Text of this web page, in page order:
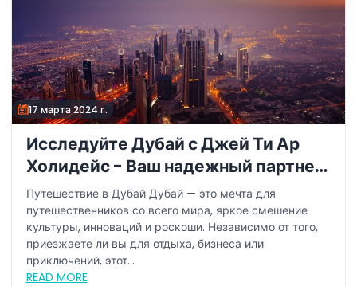
17 марта 2024 г.
Исследуйте Дубай с Джей Ти Ар
Холидейс - Ваш надежный партнер
в путешествиях
Путешествие в Дубай Дубай — это мечта для
путешественников со всего мира, яркое смешение
культуры, инноваций и роскоши. Независимо от того,
приезжаете ли вы для отдыха, бизнеса или
приключений, этот...
READ MORE